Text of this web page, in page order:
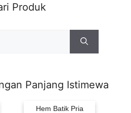
Produk
Panjang Istimewa
Hem Batik Pria